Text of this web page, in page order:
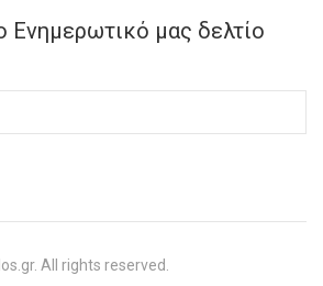
Ενημερωτικό μας δελτίο
All rights reserved.